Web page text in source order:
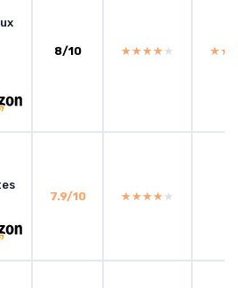
8/10 ★★★★★
★★★★★
7.9/10 ★★★★★
★★★★★